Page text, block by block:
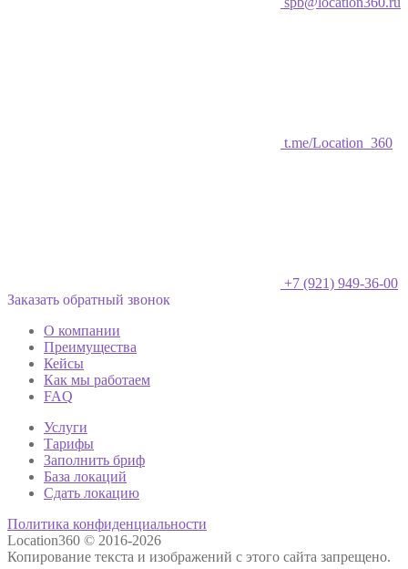
t.me/Location_360
+7 (921) 949-36-00
Заказать обратный звонок
О компании
Преимущества
Кейсы
Как мы работаем
FAQ
Услуги
Тарифы
Заполнить бриф
База локаций
Сдать локацию
Политика конфиденциальности
Location360 © 2016-2026
Копирование текста и изображений с этого сайта запрещено.